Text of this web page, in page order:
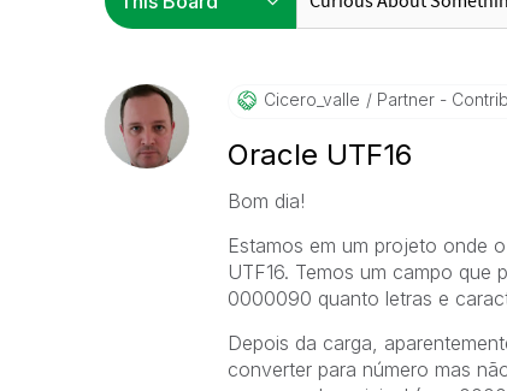
Cicero_valle Partner -
Oracle UTF16
Bom dia!
Estamos em um projeto onde
UTF16. Temos um campo
0000090 quanto letras e
Depois da carga,
converter para número mas